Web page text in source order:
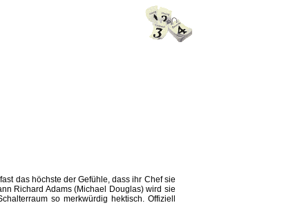
das höchste der Gefühle, dass ihr Chef sie
Richard Adams (Michael Douglas) wird sie
so merkwürdig hektisch. Offiziell